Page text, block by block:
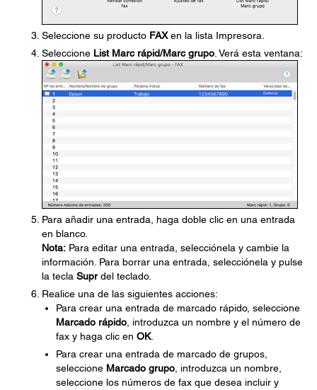
Seleccione su producto FAXen la lista Impresora.
Seleccione List Marc rápid/Marc grupo . Verá esta ventana:
Para añadir una entrada, haga doble clic en una entrada
en blanco.
Nota: Para editar una entrada, selecciónela y cambie la
información. Para borrar una entrada, selecciónela y pulse
la tecla Suprdel teclado.
Realice una de las siguientes acciones:
Para crear una entrada de marcado rápido, seleccione
Marcado rápido , introduzca un nombre y el número de
fax y haga clic en OK.
Para crear una entrada de marcado de grupos,
seleccione Marcado grupo , introduzca un nombre,
seleccione los números de fax que desea incluir y